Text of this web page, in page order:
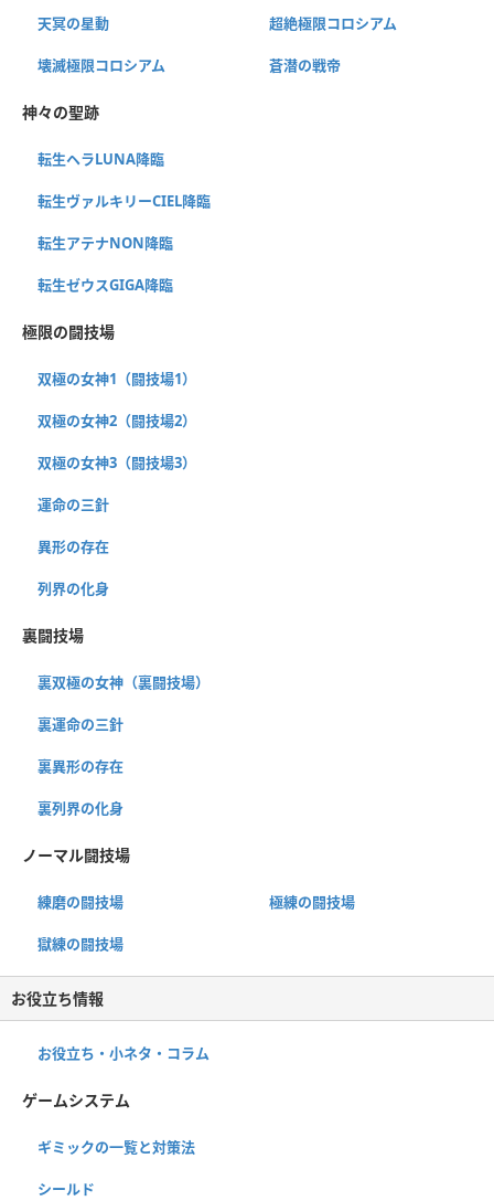
天冥の星動 超絶極限コロシアム
壊滅極限コロシアム 蒼潜の戦帝
神々の聖跡
転生ヘラLUNA降臨
転生ヴァルキリーCIEL降臨
転生アテナNON降臨
転生ゼウスGIGA降臨
極限の闘技場
双極の女神1（闘技場1）
双極の女神2（闘技場2）
双極の女神3（闘技場3）
運命の三針
異形の存在
列界の化身
裏闘技場
裏双極の女神（裏闘技場）
裏運命の三針
裏異形の存在
裏列界の化身
ノーマル闘技場
練磨の闘技場 極練の闘技場
獄練の闘技場
お役立ち情報
お役立ち・小ネタ・コラム
ゲームシステム
ギミックの一覧と対策法
シールド